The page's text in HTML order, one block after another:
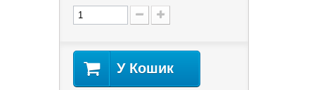
У Кошик